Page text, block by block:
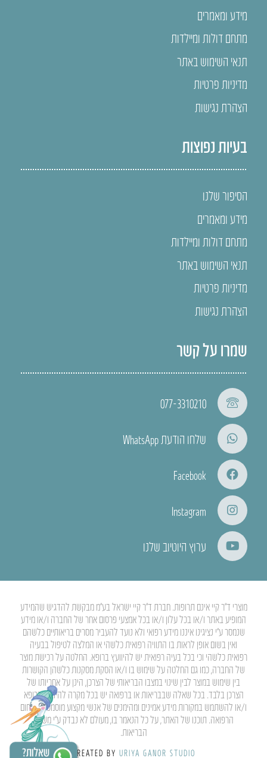
מידע ומאמרים
מתחם דולות ומיילדות
תנאי השימוש באתר
מדיניות פרטיות
הצהרת נגישות
בעיות נפוצות
הסיפור שלנו
מידע ומאמרים
מתחם דולות ומיילדות
תנאי השימוש באתר
מדיניות פרטיות
הצהרת נגישות
שמרו על קשר
077-3310210
שלחו הודעת WhatsApp
Facebook
Instagram
ערוץ היוטיוב שלנו
מוצרי ד”ר קיי אינם תרופות. חברת ד”ר קיי ישראל בע”מ מבקשת להדגיש שהמידע
המופיע באתר ו/או בכל עלון ו/או בכל אמצעי פרסום אחר של החברה ו/או מידע
שנמסר ע”י נציגינו איננו מידע רפואי ולא נועד להעביר מסרים בריאותיים כלשהם
ואין בשום אופן לראות בו התוויה רפואית כלשהי או המלצה לטיפול בבעיה
רפואית כלשהי וכי בכל בעיה רפואית יש להיוועץ ברופא. החלטה על רכישת מוצר
של החברה, כמו גם החלטה על שימוש בו ו/או הסקת מסקנות כלשהן הקושרות
בין שימוש במוצר לבין שינוי במצבו הבריאותי של הצרכן, הינן על אחריותו של
הצרכן בלבד. בכל שאלה שבבריאות או ברפואה יש בכל מקרה להיוועץ ברופא
ו/או להשתמש במקורות מידע אמינים ומהימנים של אנשי מקצוע מוסמכים בתחום
הרפואה. תוכנו של האתר, על כל הנאמר בו, מעולם לא נבדק ע”י משרד
הבריאות.
CREATED BY URIYA GANOR STUDIO